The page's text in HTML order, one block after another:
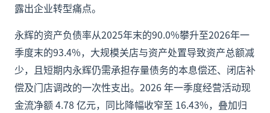
露出企业转型痛点。
永辉的资产负债率从2025年末的90.0%攀升至2026年一
季度末的93.4%，大规模关店与资产处置导致资产总额减
少，且短期内永辉仍需承担存量债务的本息偿还、闭店补
偿及门店调改的一次性支出。2026 年一季度经营活动现
金流净额 4.78 亿元，同比降幅收窄至 16.43%，叠加归